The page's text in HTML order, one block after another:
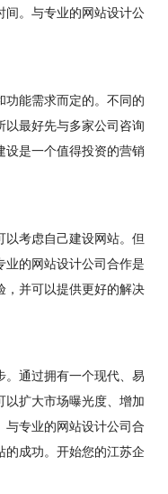
间。与专业的网站设计公
功能需求而定的。不同的
以最好先与多家公司咨询
设是一个值得投资的营销
以考虑自己建设网站。但
业的网站设计公司合作是
，并可以提供更好的解决
。通过拥有一个现代、易
以扩大市场曝光度、增加
与专业的网站设计公司合
的成功。开始您的江苏企